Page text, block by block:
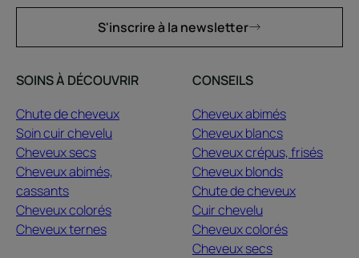
S'inscrire à la newsletter
SOINS À DÉCOUVRIR
Chute de cheveux
Soin cuir chevelu
Cheveux secs
Cheveux abimés,
cassants
Cheveux colorés
Cheveux ternes
CONSEILS
Cheveux abimés
Cheveux blancs
Cheveux crépus, frisés
Cheveux blonds
Chute de cheveux
Cuir chevelu
Cheveux colorés
Cheveux secs